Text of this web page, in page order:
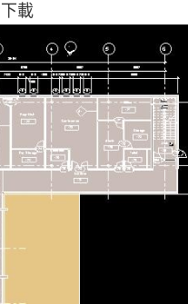
載